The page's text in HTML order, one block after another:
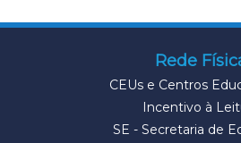
Rede
CEUs e Centros
Incentivo à
SE - Secretaria de